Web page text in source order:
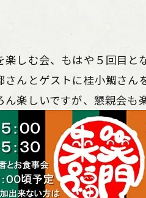
楽しむ会、もはや５回目と
さんとゲストに桂小鯛さん
ん楽しいですが、懇親会も